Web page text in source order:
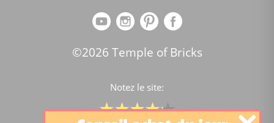
©2026 Temple of Bricks
Notez le site: